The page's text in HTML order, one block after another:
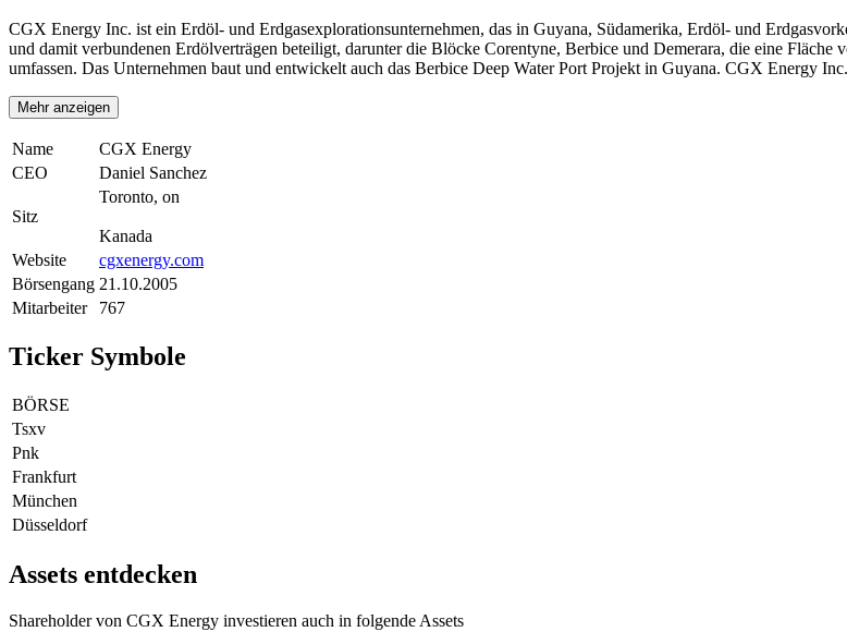
CGX Energy Inc. ist ein Erdöl- und Erdgasexplorationsunternehmen, das in Guyana, Südamerika, Erdöl- und
und damit verbundenen Erdölverträgen beteiligt, darunter die Blöcke Corentyne, Berbice und Demerara, die eine
umfassen. Das Unternehmen baut und entwickelt auch das Berbice Deep Water Port Projekt in Guyana. CGX Energy
Mehr anzeigen
Name
CGX Energy
CEO
Daniel Sanchez
Sitz
Toronto, on
Kanada
Website
cgxenergy.com
Börsengang 21.10.2005
Mitarbeiter
767
Ticker Symbole
BÖRSE
Tsxv
Pnk
Frankfurt
München
Düsseldorf
Assets entdecken
Shareholder von CGX Energy investieren auch in folgende Assets